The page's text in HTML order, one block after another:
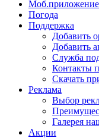
Моб.приложение
Погода
Поддержка
Добавить
Добавить
Служба
Контакты
Скачать
Реклама
Выбор
Галерея
Акции